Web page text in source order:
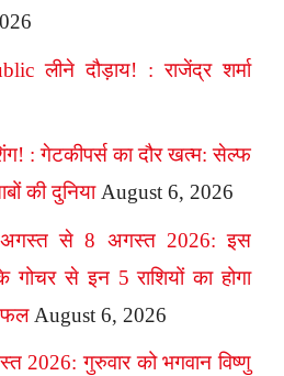
लीने दौड़ाय! : राजेंद्र शर्मा
: गेटकीपर्स का दौर खत्म: सेल्फ
की दुनिया August 6, 2026
अगस्त से 8 अगस्त 2026: इस
से इन 5 राशियों का होगा
August 6, 2026
2026: गुरुवार को भगवान विष्णु